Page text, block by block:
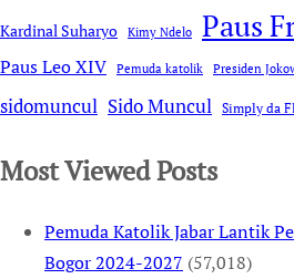
Kardinal Suharyo Kimy Ndelo Paus
Paus Leo XIV Pemuda katolik Presiden
sidomuncul Sido Muncul Simply da
Most Viewed Posts
Pemuda Katolik Jabar Lantik
Bogor 2024-2027 (57,018)